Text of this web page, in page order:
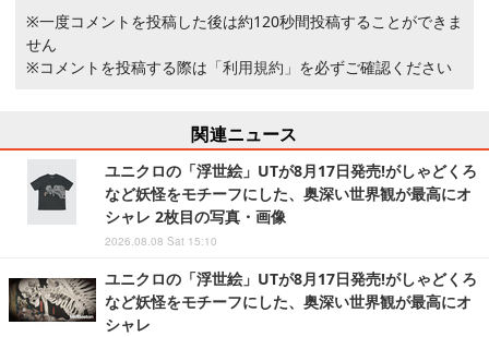
※一度コメントを投稿した後は約120秒間投稿することができま
せん
※コメントを投稿する際は 「利用規約」 を必ずご確認ください
関連ニュース
ユニクロの「浮世絵」UTが8月17日発売!がしゃどくろ
など妖怪をモチーフにした、奥深い世界観が最高にオ
シャレ 2枚目の写真・画像
2026.08.08 Sat 15:10
ユニクロの「浮世絵」UTが8月17日発売!がしゃどくろ
など妖怪をモチーフにした、奥深い世界観が最高にオ
シャレ